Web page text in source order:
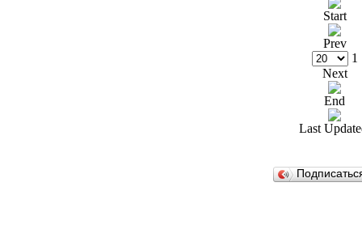
Start
Prev
1
Next
End
Last